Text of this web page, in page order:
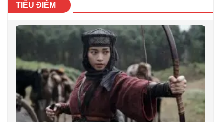
TIÊU ĐIỂM